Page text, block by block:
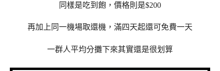
同樣是吃到飽，價格則是$200
再加上同一機場取還機，滿四天起還可免費一天
一群人平均分攤下來其實還是很划算